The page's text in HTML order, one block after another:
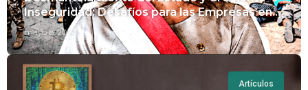
Inseguridad: Desafíos para las Empresas en
Perú.
mayo 8, 2024
Artículos